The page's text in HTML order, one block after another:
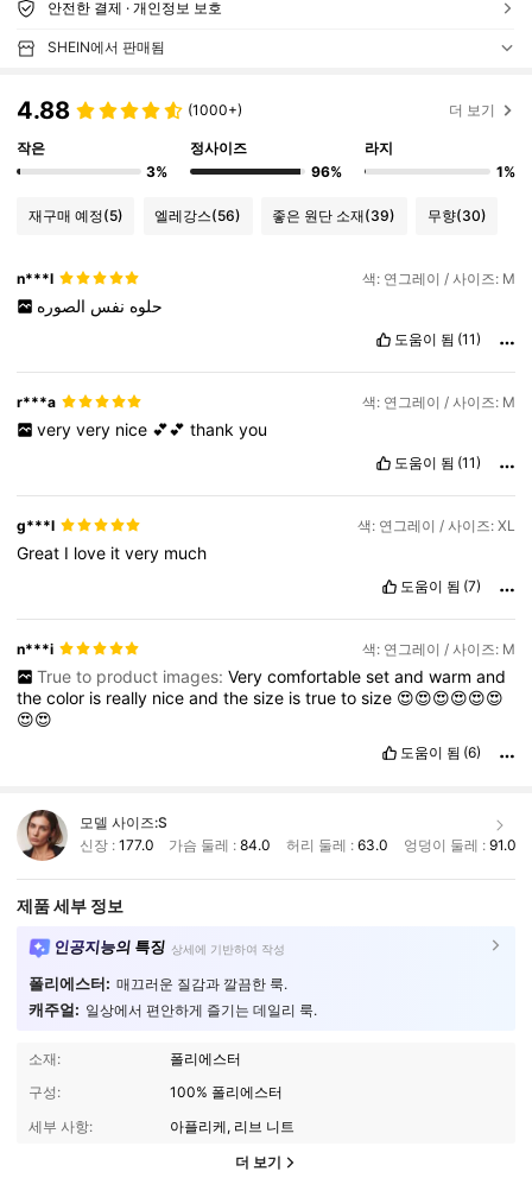
안전한 결제 · 개인정보 보호
SHEIN에서 판매됨
4.88 (1000+) 더 보기
작은
3%
정사이즈
96%
라지
1%
재구매 예정(5) 엘레강스(56) 좋은 원단 소재(39) 무향(30)
n***l 색: 연그레이 / 사이즈: M
حلوه نفس الصوره
도움이 됨 (11)
r***a 색: 연그레이 / 사이즈: M
very very nice 💕💕 thank you
도움이 됨 (11)
g***l 색: 연그레이 / 사이즈: XL
Great I love itvery much
도움이 됨 (7)
n***i 색: 연그레이 / 사이즈: M
True to product images: Very comfortable set and warm and
thecolor is really niceandthesize istruetosize 😍😍😍😍😍😍
😍😍
도움이 됨 (6)
모델 사이즈:S
신장 : 177.0 가슴 둘레 :84.0 허리 둘레 : 63.0 엉덩이 둘레 : 91.0
제품 세부 정보
인공지능의 특징 상세에 기반하여 작성
폴리에스터: 매끄러운 질감과 깔끔한 룩.
캐주얼: 일상에서 편안하게 즐기는 데일리 룩.
소재:
폴리에스터
구성:
100% 폴리에스터
세부 사항:
아플리케, 리브 니트
더 보기